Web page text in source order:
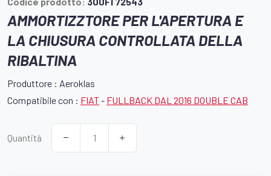
AMMORTIZZTORE PER L'APERTURA E
LA CHIUSURA CONTROLLATA DELLA
RIBALTINA
Produttore : Aeroklas
Compatibile con : FIAT- FULLBACK DAL 2016 DOUBLE CAB
Quantità